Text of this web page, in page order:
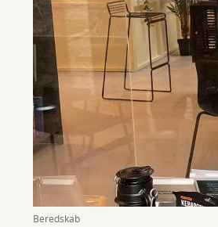
Beredskab